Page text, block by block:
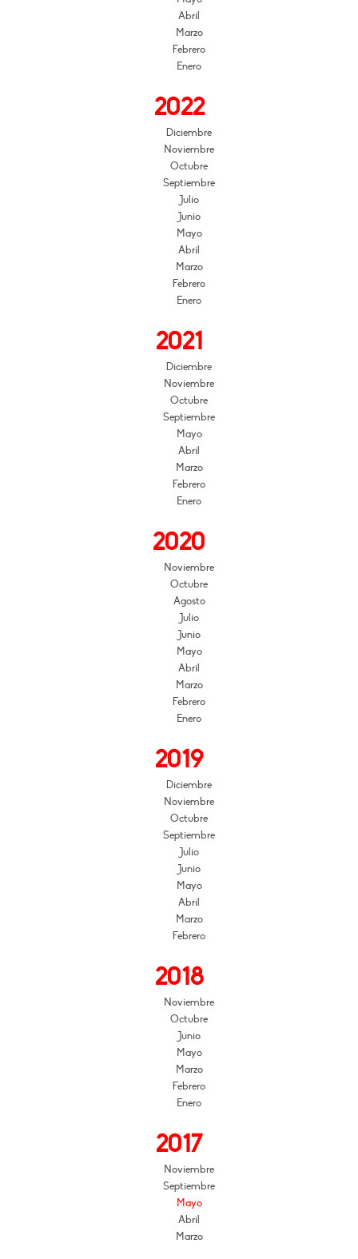
Abril
Marzo
Febrero
Enero
2022
Diciembre
Noviembre
Octubre
Septiembre
Julio
Junio
Mayo
Abril
Marzo
Febrero
Enero
2021
Diciembre
Noviembre
Octubre
Septiembre
Mayo
Abril
Marzo
Febrero
Enero
2020
Noviembre
Octubre
Agosto
Julio
Junio
Mayo
Abril
Marzo
Febrero
Enero
2019
Diciembre
Noviembre
Octubre
Septiembre
Julio
Junio
Mayo
Abril
Marzo
Febrero
2018
Noviembre
Octubre
Junio
Mayo
Marzo
Febrero
Enero
2017
Noviembre
Septiembre
Mayo
Abril
Marzo